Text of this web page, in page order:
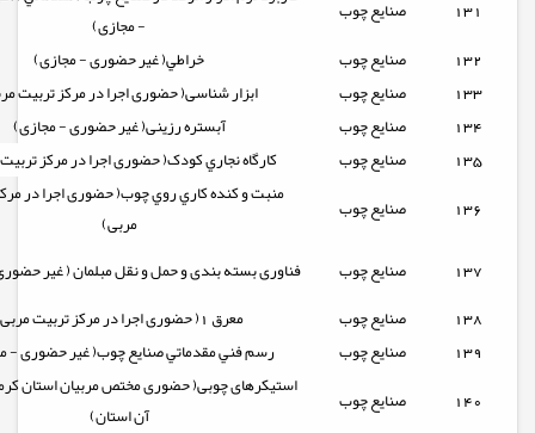
131
صنایع چوب
- مجازی)
132
صنایع چوب
خراطي( غیر حضوری - مجازی)
133
صنایع چوب
ابزار شناسی( حضوری اجرا در مرکز تربیت
134
صنایع چوب
آبستره رزینی( غیر حضوری - مجازی)
135
صنایع چوب
کارگاه نجاري کودک( حضوری اجرا در مرکز
136
صنایع چوب
منبت و كنده كاري روي چوب( حضوری اجرا در
مربی)
137
صنایع چوب
فناوری بسته بندی و حمل و نقل مبلمان ( غیر
138
صنایع چوب
معرق 1( حضوری اجرا در مرکز تربیت مربی)
139
صنایع چوب
رسم فني مقدماتي صنايع چوب( غیر حضوری -
140
صنایع چوب
استیکرهای چوبی( حضوری مختص مربیان استان
آن استان)